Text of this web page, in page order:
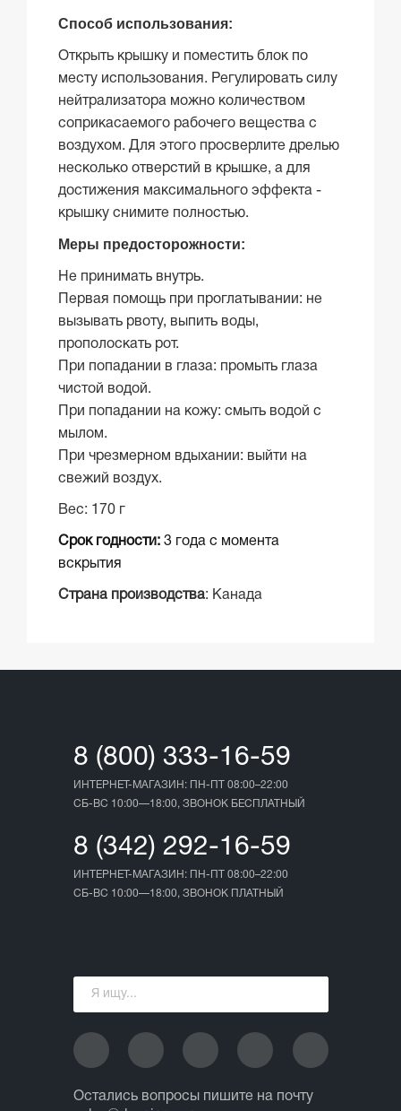
Способ использования:
Открыть крышку и поместить блок по
месту использования. Регулировать силу
нейтрализатора можно количеством
соприкасаемого рабочего вещества с
воздухом. Для этого просверлите дрелью
несколько отверстий в крышке, а для
достижения максимального эффекта -
крышку снимите полностью.
Меры предосторожности:
Не принимать внутрь.
Первая помощь при проглатывании: не
вызывать рвоту, выпить воды,
прополоскать рот.
При попадании в глаза: промыть глаза
чистой водой.
При попадании на кожу: смыть водой с
мылом.
При чрезмерном вдыхании: выйти на
свежий воздух.
Вес: 170 г
Срок годности: 3 года с момента
вскрытия
Страна производства: Канада
8 (800) 333-16-59
ИНТЕРНЕТ-МАГАЗИН: ПН-ПТ 08:00–22:00
СБ-ВС 10:00—18:00, ЗВОНОК БЕСПЛАТНЫЙ
8 (342) 292-16-59
ИНТЕРНЕТ-МАГАЗИН: ПН-ПТ 08:00–22:00
СБ-ВС 10:00—18:00, ЗВОНОК ПЛАТНЫЙ
Остались вопросы пишите на почту